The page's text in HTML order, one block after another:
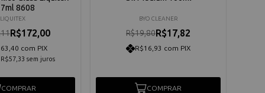
8608
LIQUITEX
R$172,00
com PIX
R$57,33 sem juros
COMPRAR
BYO CLEANER
R$19,80R$17,82
R$16,93 com PIX
COMPRAR